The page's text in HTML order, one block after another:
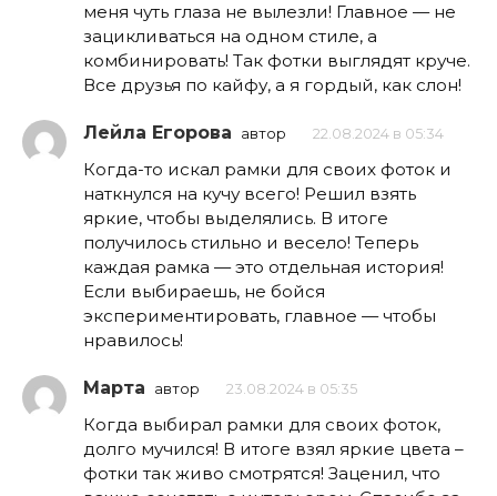
меня чуть глаза не вылезли! Главное — не
зацикливаться на одном стиле, а
комбинировать! Так фотки выглядят круче.
Все друзья по кайфу, а я гордый, как слон!
Лейла Егорова автор 22.08.2024 в 05:34
Когда-то искал рамки для своих фоток и
наткнулся на кучу всего! Решил взять
яркие, чтобы выделялись. В итоге
получилось стильно и весело! Теперь
каждая рамка — это отдельная история!
Если выбираешь, не бойся
экспериментировать, главное — чтобы
нравилось!
Марта автор 23.08.2024 в 05:35
Когда выбирал рамки для своих фоток,
долго мучился! В итоге взял яркие цвета –
фотки так живо смотрятся! Заценил, что